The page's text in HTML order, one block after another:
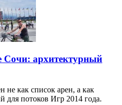
Сочи: архитектурный
не как список арен, а как
для потоков Игр 2014 года.